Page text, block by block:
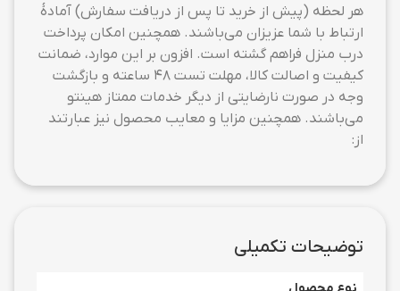
هر لحظه (پیش از خرید تا پس از دریافت سفارش) آمادهٔ
ارتباط با شما عزیزان می‌باشند. همچنین امکان پرداخت
درب منزل فراهم گشته است. افزون بر این موارد، ضمانت
کیفیت و اصالت کالا، مهلت تست ۴۸ ساعته و بازگشت
وجه در صورت نارضایتی از دیگر خدمات ممتاز هینتو
می‌باشند. همچنین مزایا و معایب محصول نیز عبارتند
از:
توضیحات تکمیلی